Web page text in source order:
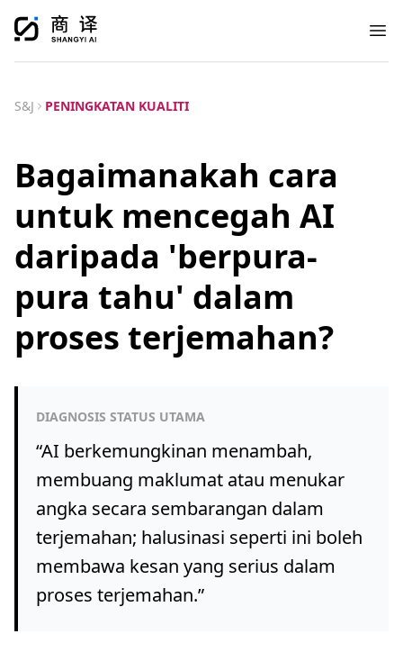
S&J PENINGKATAN KUALITI
Bagaimanakah cara
untuk mencegah AI
daripada 'berpura-
pura tahu' dalam
proses terjemahan?
DIAGNOSIS STATUS UTAMA
“AI berkemungkinan menambah,
membuang maklumat atau menukar
angka secara sembarangan dalam
terjemahan; halusinasi seperti ini boleh
membawa kesan yang serius dalam
proses terjemahan.”